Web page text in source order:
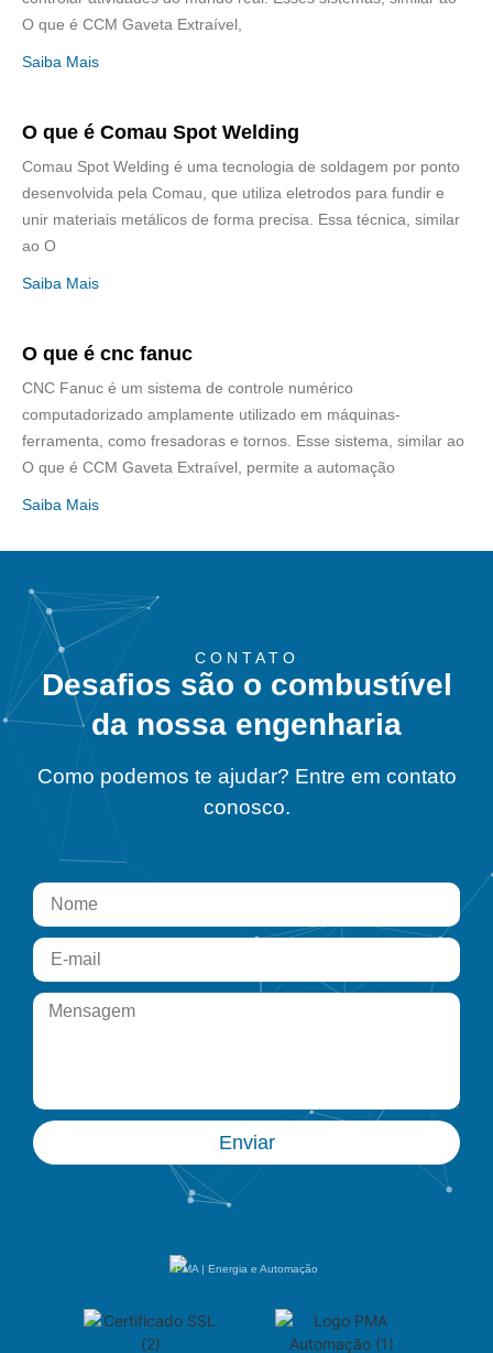
O que é CCM Gaveta Extraível,
Saiba Mais
O que é Comau Spot Welding
Comau Spot Welding é uma tecnologia de soldagem por ponto
desenvolvida pela Comau, que utiliza eletrodos para fundir e
unir materiais metálicos de forma precisa. Essa técnica, similar
ao O
Saiba Mais
O que é cnc fanuc
CNC Fanuc é um sistema de controle numérico
computadorizado amplamente utilizado em máquinas-
ferramenta, como fresadoras e tornos. Esse sistema, similar ao
O que é CCM Gaveta Extraível, permite a automação
Saiba Mais
CONTATO
Desafios são o combustível
da nossa engenharia
Como podemos te ajudar? Entre em contato
conosco.
Enviar
PMA | Energia e Automação